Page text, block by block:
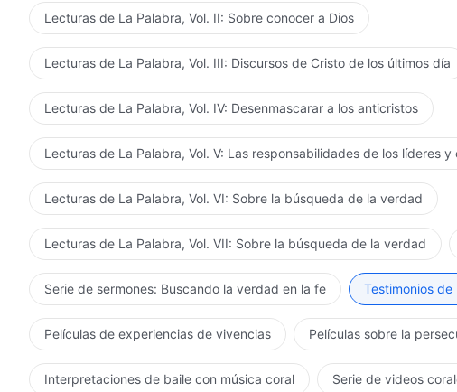
Lecturas de La Palabra, Vol. II: Sobre conocer a Dios
Lecturas de La Palabra, Vol. III: Discursos de Cristo de los últimos día
Lecturas de La Palabra, Vol. IV: Desenmascarar a los anticristos
Lecturas de La Palabra, Vol. V: Las responsabilidades de los líderes y
Lecturas de La Palabra, Vol. VI: Sobre la búsqueda de la verdad
Lecturas de La Palabra, Vol. VII: Sobre la búsqueda de la verdad
Serie de sermones: Buscando la verdad en la fe Testimonios
Películas de experiencias de vivencias Películas sobre la
Interpretaciones de baile con música coral Serie de videos